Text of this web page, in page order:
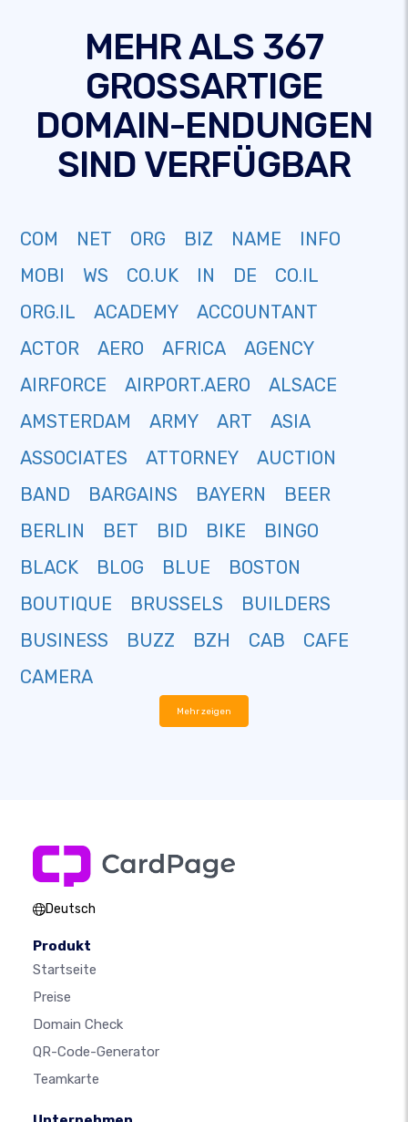
MEHR ALS 367
GROSSARTIGE
DOMAIN-ENDUNGEN
SIND VERFÜGBAR
COM NET ORG BIZ NAME
INFO
MOBI
WS CO.UK IN DE
CO.IL
ORG.IL
ACADEMY
ACCOUNTANT
ACTOR
AERO AFRICA
AGENCY
AIRFORCE
AIRPORT.AERO
ALSACE
AMSTERDAM
ARMY ART
ASIA
ASSOCIATES
ATTORNEY
AUCTION
BAND
BARGAINS BAYERN
BEER
BERLIN
BET BID BIKE
BINGO
BLACK
BLOG BLUE
BOSTON
BOUTIQUE
BRUSSELS
BUILDERS
BUSINESS
BUZZ BZH CAB
CAFE
CAMERA
Mehr zeigen
Deutsch
Produkt
Startseite
Preise
Domain Check
QR-Code-Generator
Teamkarte